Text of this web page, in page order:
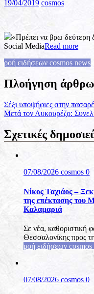
19/04/2019 cosmos
«Πρέπει να βρω δεύτερη
Social MediaRead more
ροή ειδήσεων cosmos news
Πλοήγηση
Σέξι υποψήφιες στην
Μετά τον Λυκουρέζο:
Σχετικές
07/08/2026 cosmos 0
Νίκος Ταχιάος –
της επέκτασης του
Καλαμαριά
Σε νέα, καθοριστική
Θεσσαλονίκης προς
ροή ειδήσεων
07/08/2026 cosmos 0